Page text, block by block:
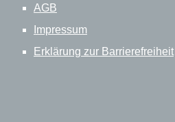
AGB
Impressum
Erklärung zur Barrierefreiheit